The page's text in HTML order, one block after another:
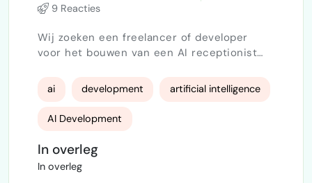
9 Reacties
Wij zoeken een freelancer of developer
voor het bouwen van een AI receptionist
patiënten automatisch kunnen helpen met:
afspraken maken, verzetten en annuleren
veelgestelde vragen beantwoorden telefoon,
chat of WhatsApp communicatie
doorverbinden naar een medewerker
wanneer nodig Ervaring met AI, chatbots,
voice AI en API-koppelingen is gewenst.
ai development artificial intelligence
AI Development
In overleg
In overleg